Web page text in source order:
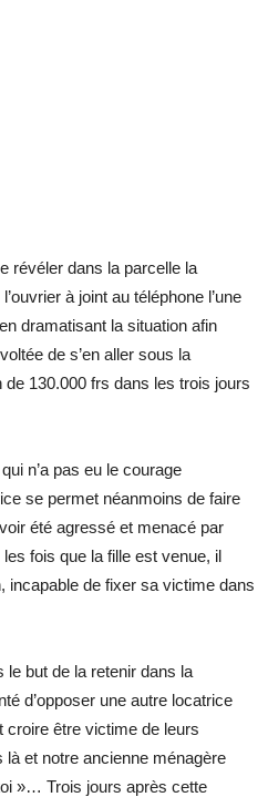
révéler dans la parcelle la
à joint au téléphone l’une
dramatisant la situation afin
de s’en aller sous la
130.000 frs dans les trois jours
n’a pas eu le courage
se permet néanmoins de faire
été agressé et menacé par
fois que la fille est venue, il
incapable de fixer sa victime dans
le but de la retenir dans la
d’opposer une autre locatrice
croire être victime de leurs
et notre ancienne ménagère
»… Trois jours après cette